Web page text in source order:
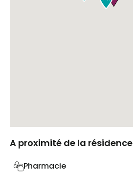
A proximité de la résidence
Pharmacie